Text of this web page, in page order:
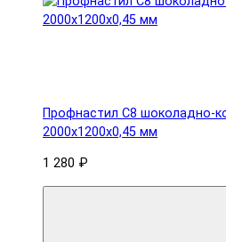
Профнастил С8 шоколадно-
2000х1200х0,45 мм
1 280 ₽